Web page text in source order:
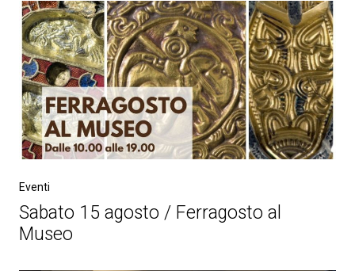
Eventi
Sabato 15 agosto / Ferragosto al
Museo